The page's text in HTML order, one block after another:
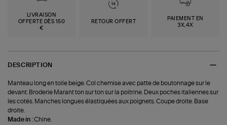
LIVRAISON
OFFERTE DÈS 150
€
RETOUR OFFERT
PAIEMENT EN
3X,4X
DESCRIPTION
Manteau long en toile beige. Col chemise avec patte de boutonnage sur le
devant. Broderie Marant ton sur ton sur la poitrine. Deux poches italiennes sur
les cotés. Manches longues élastiquées aux poignets. Coupe droite. Base
droite.
Made in :Chine.